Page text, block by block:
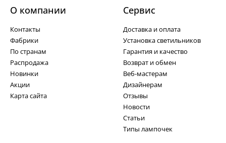
О компании
Контакты
Фабрики
По странам
Распродажа
Новинки
Акции
Карта сайта
Cервис
Доставка и оплата
Установка светильников
Гарантия и качество
Возврат и обмен
Веб-мастерам
Дизайнерам
Отзывы
Новости
Статьи
Типы лампочек